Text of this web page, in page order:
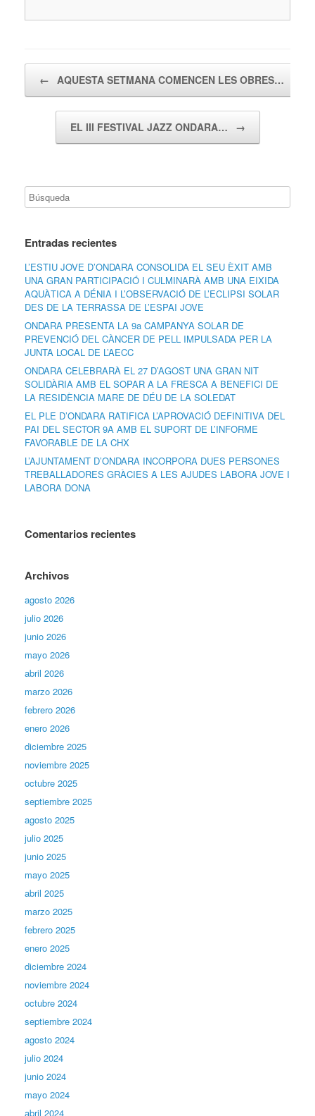
← AQUESTA SETMANA COMENCEN LES OBRES…
EL III FESTIVAL JAZZ ONDARA… →
Entradas recientes
L’ESTIU JOVE D’ONDARA CONSOLIDA EL SEU ÈXIT AMB
UNA GRAN PARTICIPACIÓ I CULMINARÀ AMB UNA EIXIDA
AQUÀTICA A DÉNIA I L’OBSERVACIÓ DE L’ECLIPSI SOLAR
DES DE LA TERRASSA DE L’ESPAI JOVE
ONDARA PRESENTA LA 9a CAMPANYA SOLAR DE
PREVENCIÓ DEL CÀNCER DE PELL IMPULSADA PER LA
JUNTA LOCAL DE L’AECC
ONDARA CELEBRARÀ EL 27 D’AGOST UNA GRAN NIT
SOLIDÀRIA AMB EL SOPAR A LA FRESCA A BENEFICI DE
LA RESIDÈNCIA MARE DE DÉU DE LA SOLEDAT
EL PLE D’ONDARA RATIFICA L’APROVACIÓ DEFINITIVA DEL
PAI DEL SECTOR 9A AMB EL SUPORT DE L’INFORME
FAVORABLE DE LA CHX
L’AJUNTAMENT D’ONDARA INCORPORA DUES PERSONES
TREBALLADORES GRÀCIES A LES AJUDES LABORA JOVE I
LABORA DONA
Comentarios recientes
Archivos
agosto 2026
julio 2026
junio 2026
mayo 2026
abril 2026
marzo 2026
febrero 2026
enero 2026
diciembre 2025
noviembre 2025
octubre 2025
septiembre 2025
agosto 2025
julio 2025
junio 2025
mayo 2025
abril 2025
marzo 2025
febrero 2025
enero 2025
diciembre 2024
noviembre 2024
octubre 2024
septiembre 2024
agosto 2024
julio 2024
junio 2024
mayo 2024
abril 2024